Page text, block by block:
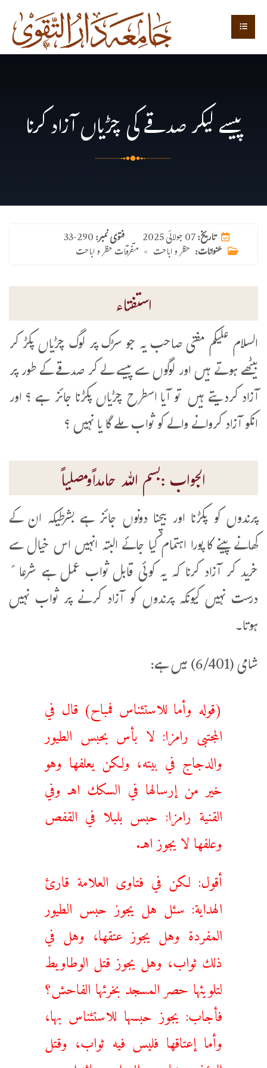
پیسے لیکر صدقے کی چڑیاں آزاد کرنا
فتوی نمبر:33-290 تاریخ:07 جولائی 2025
عنوانات: حظر و اباحت > متفرقات حظر و اباحت
استفتاء
السلام علیکم مفتی صاحب یہ جو سڑک پر لوگ چڑیاں پکڑ کر
بیٹھے ہوتے ہیں اور لوگوں سے پیسے لے کر صدقے کے طور پر
آزاد کردیتے ہیں تو آیا اسطرح چڑیاں پکڑنا جائز ہے ؟ اور
انکو آزاد کروانے والے کو ثواب ملے گا یا نہیں ؟
الجواب :بسم اللہ حامداًومصلیاً
پرندوں کو پکڑنا اور بیچنا دونوں جائز ہے بشرطیکہ ان کے
کھانے پینے کا پورا اہتمام کیا جائے البتہ انہیں اس خیال سے
خرید کر آزاد کرنا کہ یہ کوئی قابل ثواب عمل ہے شرعا ً
درست نہیں کیونکہ پرندوں کو آزاد کرنے پر ثواب نہیں
ہوتا۔
شامی (6/401) میں ہے:
(قوله وأما للاستئناس فمباح) قال في
المجتبى رامزا: ‌لا ‌بأس ‌بحبس ‌الطيور
والدجاج في بيته، ولكن يعلفها وهو
خير من إرسالها في السكك اهـ وفي
القنية رامزا: حبس بلبلا في القفص
وعلفها لا يجوز اهـ.
أقول: لكن في فتاوى العلامة قارئ
الهداية: سئل هل يجوز حبس الطيور
المفردة وهل يجوز عتقها، وهل في
ذلك ثواب، وهل يجوز قتل الوطاويط
لتلويثها حصر المسجد بخرئها الفاحش؟
فأجاب: يجوز حبسها للاستئناس بها،
وأما إعتاقها فليس فيه ثواب، وقتل